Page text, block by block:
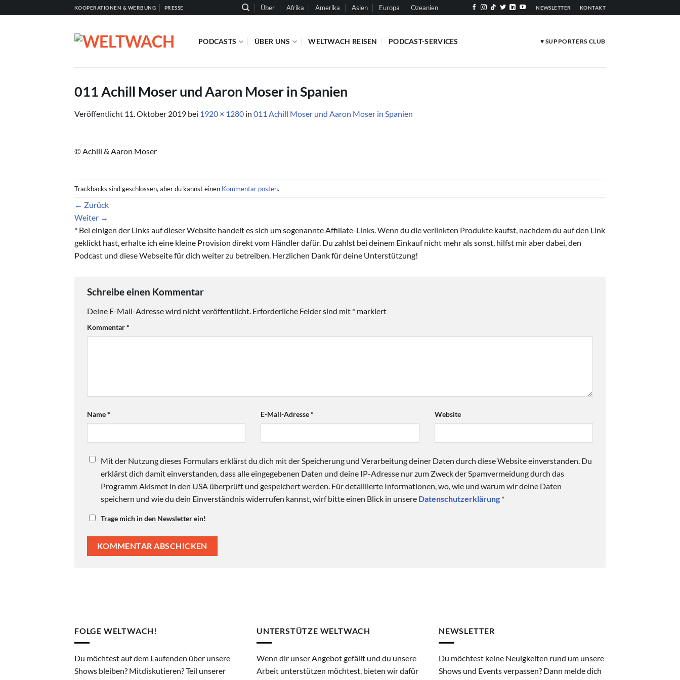
Inhalt
KOOPERATIONEN & WERBUNG PRESSE Über Afrika Amerika Asien Europa Ozeanien NEWSLETTER KONTAKT
PODCASTS ÜBER UNS WELTWACH REISEN PODCAST-SERVICES ♥ SUPPORTERS CLUB
011 Achill Moser und Aaron Moser in Spanien
Veröffentlicht 11. Oktober 2019 bei 1920 × 1280 in 011 Achill Moser und Aaron Moser in Spanien
© Achill & Aaron Moser
Trackbacks sind geschlossen, aber du kannst einen Kommentar posten.
← Zurück
Weiter →
* Bei einigen der Links auf dieser Website handelt es sich um sogenannte Affiliate-Links. Wenn du die verlinkten Produkte kaufst, nachdem du auf den Link
geklickt hast, erhalte ich eine kleine Provision direkt vom Händler dafür. Du zahlst bei deinem Einkauf nicht mehr als sonst, hilfst mir aber dabei, den
Podcast und diese Webseite für dich weiter zu betreiben. Herzlichen Dank für deine Unterstützung!
Schreibe einen Kommentar
Deine E-Mail-Adresse wird nicht veröffentlicht. Erforderliche Felder sind mit * markiert
Kommentar*
Name* E-Mail-Adresse* Website
Mit der Nutzung dieses Formulars erklärst du dich mit der Speicherung und Verarbeitung deiner Daten durch diese Website einverstanden. Du
erklärst dich damit einverstanden, dass alle eingegebenen Daten und deine IP-Adresse nur zum Zweck der Spamvermeidung durch das
Programm Akismet in den USA überprüft und gespeichert werden. Für detaillierte Informationen, wo, wie und warum wir deine Daten
speichern und wie du dein Einverständnis widerrufen kannst, wirf bitte einen Blick in unsere Datenschutzerklärung *
Trage mich in den Newsletter ein!
FOLGE WELTWACH!
Du möchtest auf dem Laufenden über unsere
Shows bleiben? Mitdiskutieren? Teil unserer
UNTERSTÜTZE WELTWACH
Wenn dir unser Angebot gefällt und du unsere
Arbeit unterstützen möchtest, bieten wir dafür
NEWSLETTER
Du möchtest keine Neuigkeiten rund um unsere
Shows und Events verpassen? Dann melde dich